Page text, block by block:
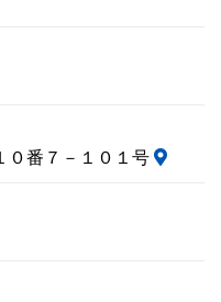
０番７－１０１号